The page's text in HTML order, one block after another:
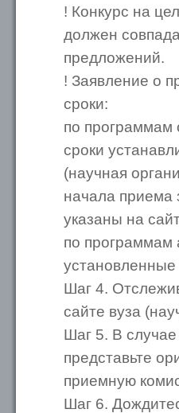
! Конкурс на
должен
предложений.
! Заявление о
сроки:
по программам
сроки
(научная
начала приема
указаны на
по программам
установленные
Шаг 4.
сайте вуза
Шаг 5. В
представьте
приемную
Шаг 6.